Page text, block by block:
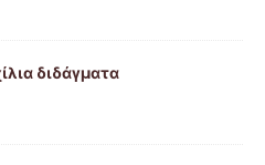
διδάγματα